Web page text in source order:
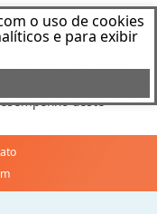
apenas para fins
por quaisquer danos
de qualquer tipo
deste
o uso de cookies
e para exibir